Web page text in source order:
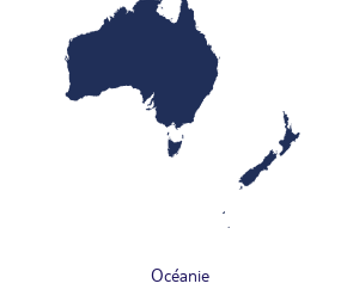
Océanie